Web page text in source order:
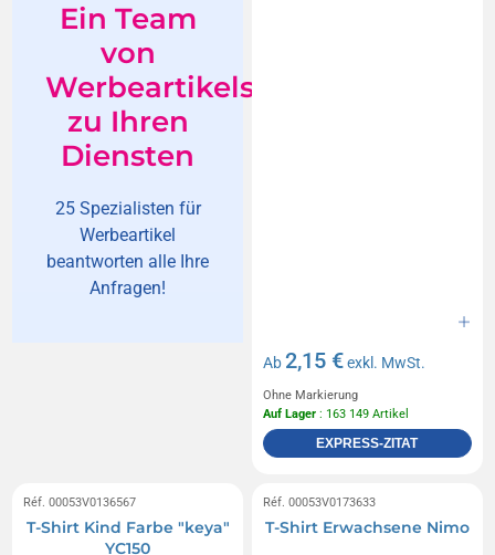
Ein Team
von
Werbeartikelspezialisten
zu Ihren
Diensten
25 Spezialisten für
Werbeartikel
beantworten alle Ihre
Anfragen!
Ab2,15 €exkl. MwSt.
Ohne Markierung
Auf Lager : 163 149 Artikel
EXPRESS-ZITAT
Réf. 00053V0136567
T-Shirt Kind Farbe "keya"
YC150
Réf. 00053V0173633
T-Shirt Erwachsene Nimo